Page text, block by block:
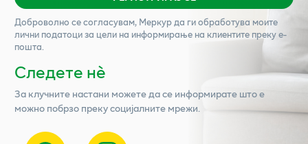
Доброволно се согласувам, Меркурда ги обработува моите
лични податоци за цели на информирање на клиентите преку е-
пошта.
Следете нѐ
За клучните настани можете да се информирате што е
можно побрзо преку социјалните мрежи.